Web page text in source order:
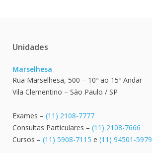
Unidades
Marselhesa
Rua Marselhesa, 500 – 10º ao 15º Andar
Vila Clementino – São Paulo / SP
Exames – (11) 2108-7777
Consultas Particulares – (11) 2108-7666
Cursos – (11) 5908-7115 e (11) 94501-5979